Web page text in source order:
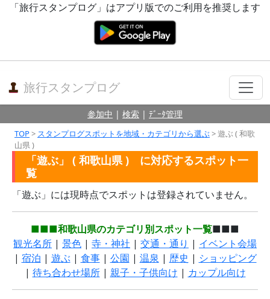
「旅行スタンプログ」はアプリ版でのご利用を推奨します
旅行スタンプログ
参加中 | 検索 | ﾃﾞｰﾀ管理
TOP> スタンプログスポットを地域・カテゴリから選ぶ> 遊ぶ ( 和歌
山県 )
「遊ぶ」 ( 和歌山県 ) に対応するスポット一
覧
「遊ぶ」には現時点でスポットは登録されていません。
■■■和歌山県のカテゴリ別スポット一覧■■■
観光名所 | 景色 | 寺・神社 | 交通・通り | イベント会場
| 宿泊 | 遊ぶ| 食事| 公園 | 温泉 | 歴史 | ショッピング
| 待ち合わせ場所| 親子・子供向け | カップル向け